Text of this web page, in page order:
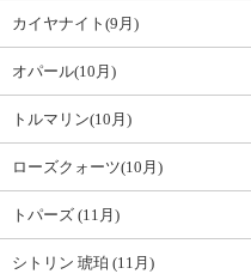
カイヤナイト(9月)
オパール(10月)
トルマリン(10月)
ローズクォーツ(10月)
トパーズ (11月)
シトリン 琥珀 (11月)